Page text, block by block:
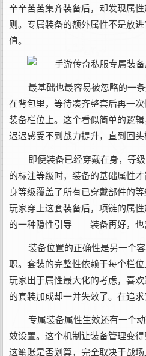
辛辛苦苦集齐装备后，却发现属
则。专属装备的额外属性不是放
值。
最基础也最容易被忽略的一
在背包里，等待凑齐整套后再一
装备栏位上。这个看似简单的逻
迟迟感受不到战力提升，直到回
即便装备已经穿戴在身，等
的标注等级时，装备的基础属性
身等级覆盖了所有已穿戴部件的
玩家穿上这套装备后，项链的属
的一种隐性引导——装备再好，也
装备位置的正确性是另一个
职。套装的完整性依赖于每个栏
玩家出于属性最大化的考虑，喜
的套装加成却一并失效了。在追
专属装备属性生效还有一个
效设置。这个机制让装备管理变
这笔账是否划算，完全取决于战